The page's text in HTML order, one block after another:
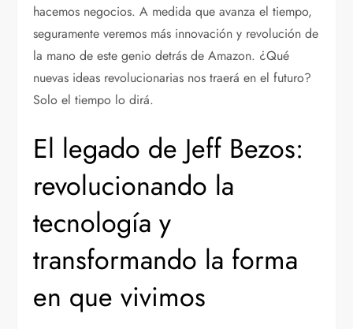
hacemos negocios. A medida que avanza el tiempo,
seguramente veremos más innovación y revolución de
la mano de este genio detrás de Amazon. ¿Qué
nuevas ideas revolucionarias nos traerá en el futuro?
Solo el tiempo lo dirá.
El legado de Jeff Bezos:
revolucionando la
tecnología y
transformando la forma
en que vivimos